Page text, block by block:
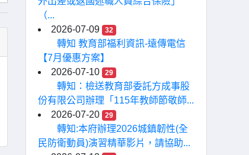
（...
2026-07-09
32
轉知 教育部福利資訊-遠傳電信
【7月優惠方案】
2026-07-10
29
轉知：檢送教育部委託方成事股
份有限公司辦理「115年教師節敬師...
2026-07-20
29
轉知:本府辦理2026城鎮韌性(全
民防衛動員)演習精華影片，請協助...